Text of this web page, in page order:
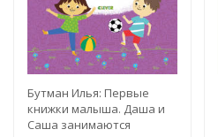
Бутман Илья: Первые
книжки малыша. Даша и
Саша занимаются